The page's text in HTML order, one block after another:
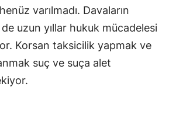
varılmadı. Davaların
uzun yıllar hukuk mücadelesi
Korsan taksicilik yapmak ve
suç ve suça alet